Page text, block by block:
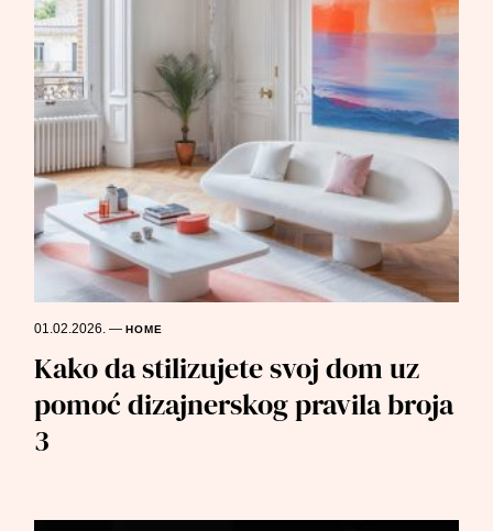
01.02.2026.—HOME
Kako da stilizujete svoj dom uz
pomoć dizajnerskog pravila broja
3